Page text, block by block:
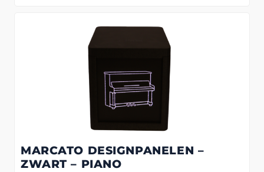
MARCATO DESIGNPANELEN –
ZWART – PIANO